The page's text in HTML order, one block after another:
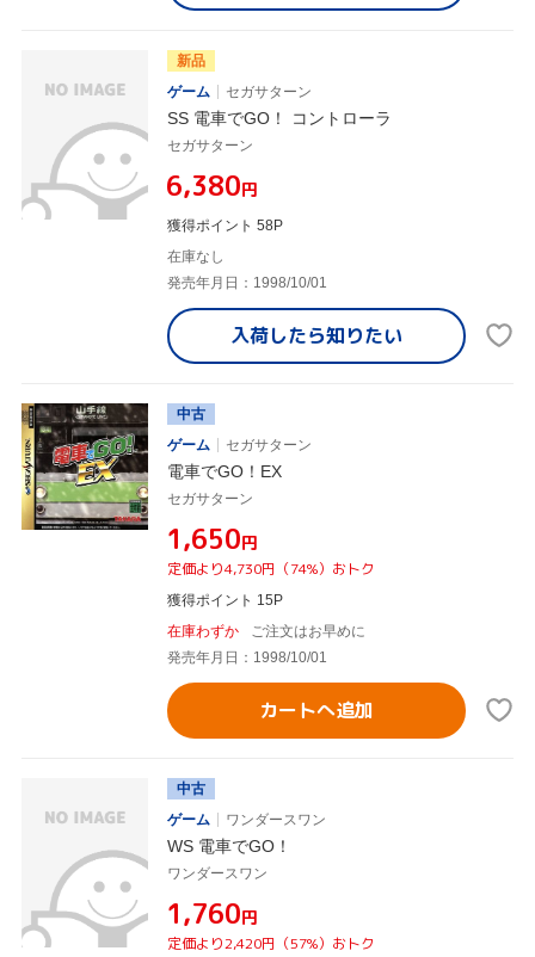
新品
ゲーム
セガサターン
SS 電車でGO！ コントローラ
セガサターン
¥6,380円
獲得ポイント 58P
在庫なし
発売年月日：1998/10/01
入荷したら知りたい
中古
ゲーム
セガサターン
電車でGO！EX
セガサターン
¥1,650円
定価より4,730円（74%）おトク
獲得ポイント 15P
在庫わずか
ご注文はお早めに
発売年月日：1998/10/01
カートへ追加
中古
ゲーム
ワンダースワン
WS 電車でGO！
ワンダースワン
¥1,760円
定価より2,420円（57%）おトク